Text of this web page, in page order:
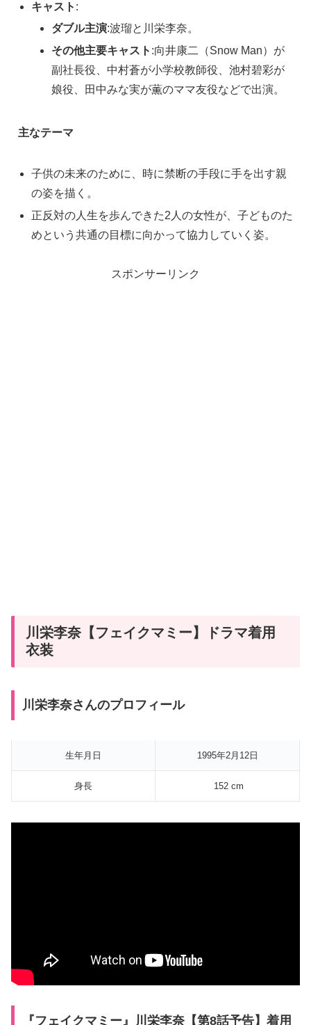
キャスト :
ダブル主演:波瑠と川栄李奈。
その他主要キャスト :向井康二（Snow Man）が
副社長役、中村蒼が小学校教師役、池村碧彩が
娘役、田中みな実が薫のママ友役などで出演。
主なテーマ
子供の未来のために、時に禁断の手段に手を出す親
の姿を描く。
正反対の人生を歩んできた2人の女性が、子どものた
めという共通の目標に向かって協力していく姿。
スポンサーリンク
川栄李奈【フェイクマミー】ドラマ着用
衣装
川栄李奈さんのプロフィール
生年月日 1995年2月12日
身長 152 cm
『フェイクマミー』川栄李奈【第8話予告】着用